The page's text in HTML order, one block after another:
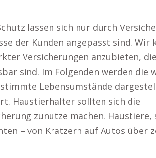
lassen sich nur durch
der Kunden angepasst sind. Wir
Versicherungen anzubieten,
sind. Im Folgenden werden die
Lebensumstände
Haustierhalter sollten sich die
zunutze machen. Haustiere,
– von Kratzern auf Autos über